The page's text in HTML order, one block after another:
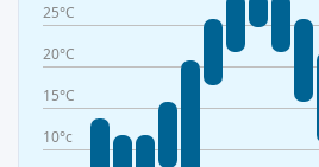
25°C
20°C
15°C
10°c